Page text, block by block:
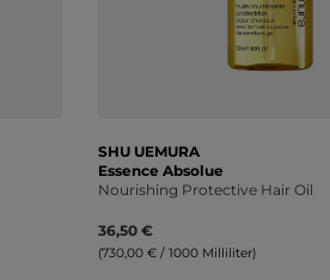
SHU UEMURA
Essence Absolue
Nourishing Protective Hair Oil
36,50 €
(730,00 € / 1000 Milliliter)